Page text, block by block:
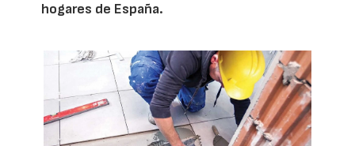
hogares de España.